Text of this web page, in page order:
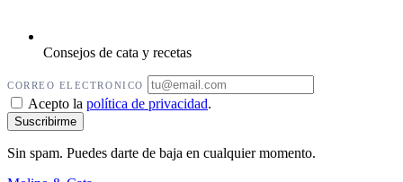
Consejos de cata y recetas
CORREO ELECTRONICO
Acepto la política de privacidad.
Sin spam. Puedes darte de baja en cualquier momento.